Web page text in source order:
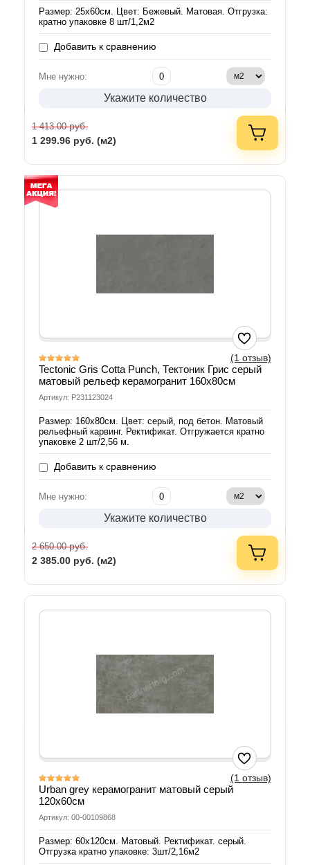
Размер: 25х60см. Цвет: Бежевый. Матовая. Отгрузка:
кратно упаковке 8 шт/1,2м2
Добавить к сравнению
Мне нужно:
Укажите количество
1 413.00руб.
1 299.96 руб. (м2)
(1 отзыв)
Tectonic Gris Cotta Punch, Тектоник Грис серый
матовый рельеф керамогранит 160х80см
Артикул: P231123024
Размер: 160х80см. Цвет: серый, под бетон. Матовый
рельефный карвинг. Ректификат. Отгружается кратно
упаковке 2 шт/2,56 м.
Добавить к сравнению
Мне нужно:
Укажите количество
2 650.00руб.
2 385.00 руб. (м2)
(1 отзыв)
Urban grey керамогранит матовый серый
120х60см
Артикул: 00-00109868
Размер: 60х120см. Матовый. Ректификат. серый.
Отгрузка кратно упаковке: 3шт/2,16м2